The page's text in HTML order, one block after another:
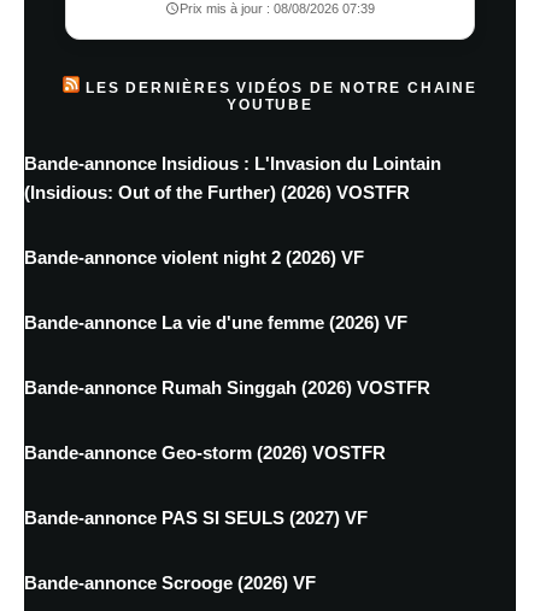
Prix mis à jour : 08/08/2026 07:39
LES DERNIÈRES VIDÉOS DE NOTRE CHAINE
YOUTUBE
Bande-annonce Insidious : L'Invasion du Lointain
(Insidious: Out of the Further) (2026) VOSTFR
Bande-annonce violent night 2 (2026) VF
Bande-annonce La vie d'une femme (2026) VF
Bande-annonce Rumah Singgah (2026) VOSTFR
Bande-annonce Geo-storm (2026) VOSTFR
Bande-annonce PAS SI SEULS (2027) VF
Bande-annonce Scrooge (2026) VF